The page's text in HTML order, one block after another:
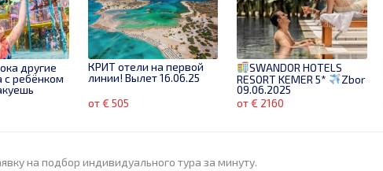
другие
с ребёнком
КРИТ отели на первой
линии! Вылет 16.06.25
от € 505
SWANDOR HOTELS
RESORT KEMER 5*
Zbor
09.06.2025
от € 2160
на подбор индивидуального тура за минуту.